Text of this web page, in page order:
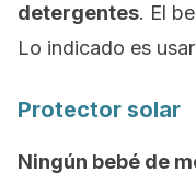
detergentes. El
Lo indicado es
Protector solar
Ningún bebé de